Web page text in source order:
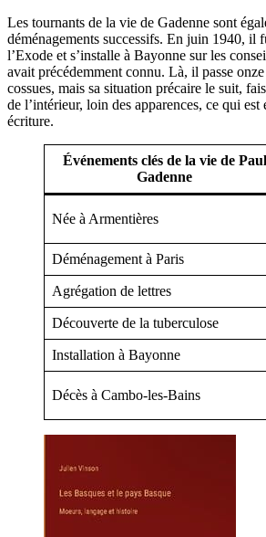
Les tournants de la vie de Gadenne sont
déménagements successifs. En juin 1940, il
l’Exode et s’installe à Bayonne sur les
avait précédemment connu. Là, il passe
cossues, mais sa situation précaire le suit,
de l’intérieur, loin des apparences, ce qui est
écriture.
Événements clés de la vie de Paul
Gadenne
Née à Armentières
Déménagement à Paris
Agrégation de lettres
Découverte de la tuberculose
Installation à Bayonne
Décès à Cambo-les-Bains